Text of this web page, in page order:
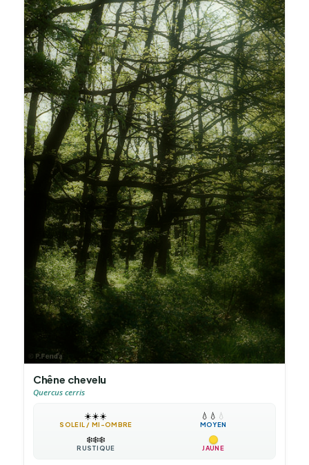
Chêne chevelu
Quercus cerris
☀️☀️☀️
SOLEIL / MI-OMBRE
💧 💧 💧
MOYEN
❄️❄️❄️
RUSTIQUE JAUNE